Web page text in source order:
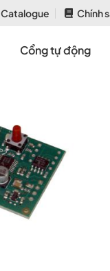
Catalogue Chính
Cổng tự động